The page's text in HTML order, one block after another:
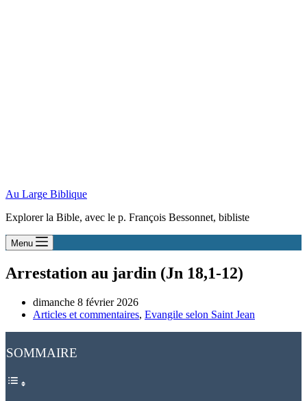
Au Large Biblique
Explorer la Bible, avec le p. François Bessonnet, bibliste
Menu
Arrestation au jardin (Jn 18,1-12)
dimanche 8 février 2026
Articles et commentaires, Evangile selon Saint Jean
SOMMAIRE